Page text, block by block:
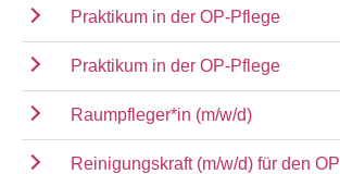
Praktikum in der OP-Pflege
Praktikum in der OP-Pflege
Raumpfleger*in (m/w/d)
Reinigungskraft (m/w/d) für den OP